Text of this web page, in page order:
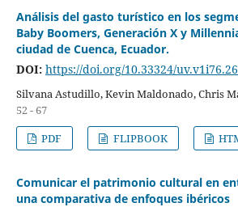
Análisis del gasto turístico en los
Baby Boomers, Generación X y
ciudad de Cuenca, Ecuador.
DOI: https://doi.org/10.33324/
Silvana Astudillo, Kevin Maldonado, Chris
52 - 67
PDF
FLIPBOOK
Comunicar el patrimonio cultural en
una comparativa de enfoques ibéricos